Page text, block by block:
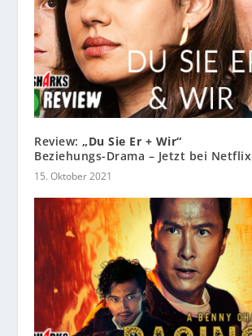
Review:„Du Sie Er + Wir“
Beziehungs-Drama – Jetzt bei Netflix
15. Oktober 2021